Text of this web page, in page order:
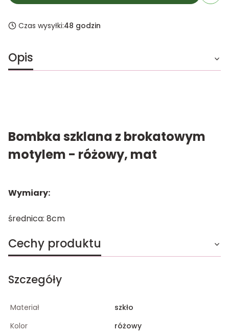
Czas wysyłki:48 godzin
Opis
Bombka szklana z brokatowym
motylem - różowy, mat
Wymiary:
średnica: 8cm
Cechy produktu
Szczegóły
Materiał
szkło
Kolor
różowy